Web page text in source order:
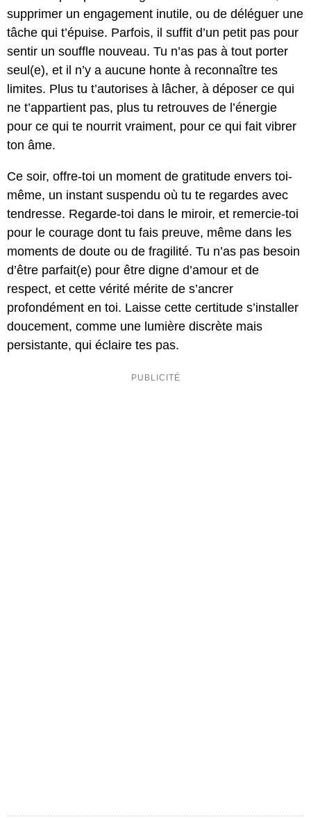
supprimer un engagement inutile, ou de déléguer une
tâche qui t’épuise. Parfois, il suffit d’un petit pas pour
sentir un souffle nouveau. Tu n’as pas à tout porter
seul(e), et il n’y a aucune honte à reconnaître tes
limites. Plus tu t’autorises à lâcher, à déposer ce qui
ne t’appartient pas, plus tu retrouves de l’énergie
pour ce qui te nourrit vraiment, pour ce qui fait vibrer
ton âme.
Ce soir, offre-toi un moment de gratitude envers toi-
même, un instant suspendu où tu te regardes avec
tendresse. Regarde-toi dans le miroir, et remercie-toi
pour le courage dont tu fais preuve, même dans les
moments de doute ou de fragilité. Tu n’as pas besoin
d’être parfait(e) pour être digne d’amour et de
respect, et cette vérité mérite de s’ancrer
profondément en toi. Laisse cette certitude s’installer
doucement, comme une lumière discrète mais
persistante, qui éclaire tes pas.